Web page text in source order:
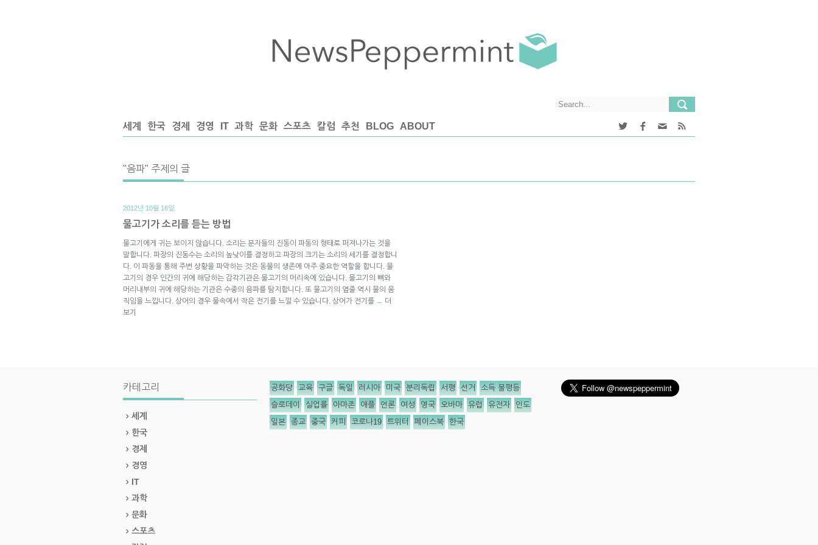
세계 한국 경제 경영 IT 과학 문화 스포츠 칼럼 추천 BLOG ABOUT
"음파" 주제의 글
2012년 10월 16일.
물고기가 소리를 듣는 방법
물고기에게 귀는 보이지 않습니다. 소리는 분자들의 진동이 파동의 형태로 퍼져나가는 것을
말합니다. 파장의 진동수는 소리의 높낮이를 결정하고 파장의 크기는 소리의 세기를 결정합니
다. 이 파동을 통해 주변 상황을 파악하는 것은 동물의 생존에 아주 중요한 역할을 합니다. 물
고기의 경우 인간의 귀에 해당하는 감각기관은 물고기의 머리속에 있습니다. 물고기의 뼈와
머리내부의 귀에 해당하는 기관은 수중의 음파를 탐지합니다. 또 물고기의 옆줄 역시 물의 움
직임을 느낍니다. 상어의 경우 물속에서 작은 전기를 느낄 수 있습니다. 상어가 전기를 → 더
보기
카테고리
세계
한국
경제
경영
IT
과학
문화
스포츠
공화당 교육 구글 독일 러시아 미국 분리독립 서평 선거 소득 불평등
슬로데이 실업률 아마존 애플 언론 여성 영국 오바마 유럽 유전자 인도
일본 종교 중국 커피 코로나19 트위터 페이스북 한국